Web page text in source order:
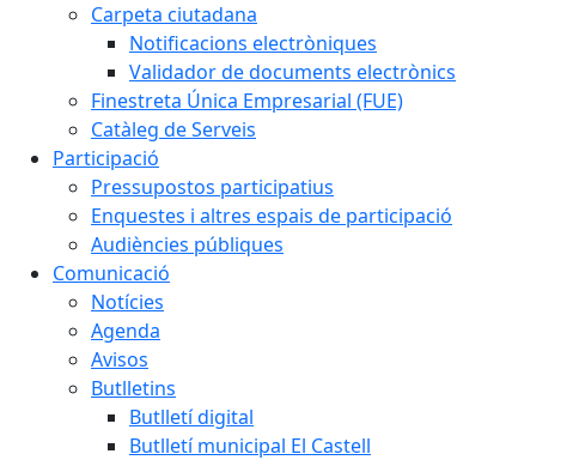
Carpeta ciutadana
Notificacions electròniques
Validador de documents electrònics
Finestreta Única Empresarial (FUE)
Catàleg de Serveis
Participació
Pressupostos participatius
Enquestes i altres espais de participació
Audiències públiques
Comunicació
Notícies
Agenda
Avisos
Butlletins
Butlletí digital
Butlletí municipal El Castell